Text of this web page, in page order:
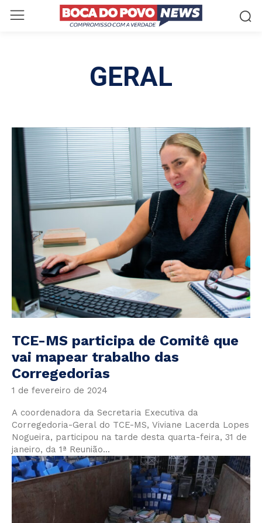
GERAL
TCE-MS participa de Comitê que
vai mapear trabalho das
Corregedorias
1 de fevereiro de 2024
A coordenadora da Secretaria Executiva da
Corregedoria-Geral do TCE-MS, Viviane Lacerda Lopes
Nogueira, participou na tarde desta quarta-feira, 31 de
janeiro, da 1ª Reunião...